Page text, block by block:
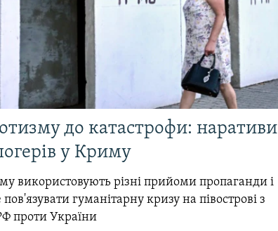
до катастрофи: наративи
у Криму
використовують різні прийоми пропаганди і
гуманітарну кризу на півострові з
проти України